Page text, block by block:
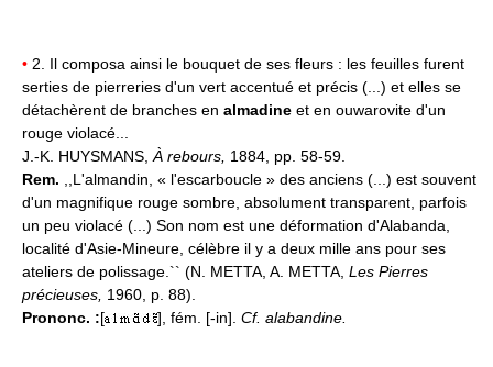
• 2. Il composa ainsi le bouquet de ses fleurs : les feuilles furent
serties de pierreries d'un vert accentué et précis (...) et elles se
détachèrent de branches en almadine et en ouwarovite d'un
rouge violacé...
J.-K. HUYSMANS, À rebours, 1884, pp. 58-59.
Rem. ,,L'almandin, « l'escarboucle » des anciens (...) est souvent
d'un magnifique rouge sombre, absolument transparent, parfois
un peu violacé (...) Son nom est une déformation d'Alabanda,
localité d'Asie-Mineure, célèbre il y a deux mille ans pour ses
ateliers de polissage.`` (N. METTA, A. METTA, Les Pierres
précieuses, 1960, p. 88).
Prononc. :[ ], fém. [-in]. Cf. alabandine.